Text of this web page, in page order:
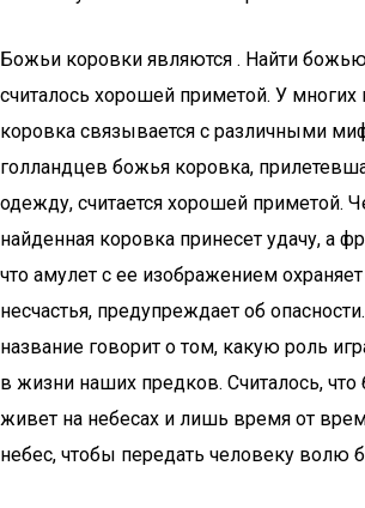
Божьи коровки являются . Найти
считалось хорошей приметой. У
коровка связывается с различными
голландцев божья коровка,
одежду, считается хорошей приметой.
найденная коровка принесет удачу, а
что амулет с ее изображением охраняет
несчастья, предупреждает об
название говорит о том, какую роль
в жизни наших предков. Считалось,
живет на небесах и лишь время от
небес, чтобы передать человеку волю